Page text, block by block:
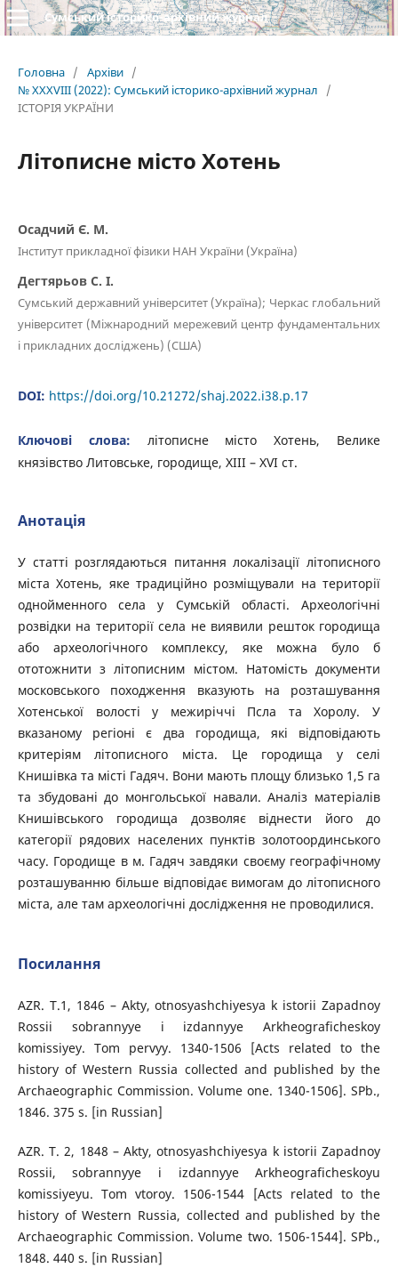
Сумський історико-архівний журнал
Головна / Архіви /
№ XXXVIII (2022): Сумський історико-архівний журнал
/
ІСТОРІЯ УКРАЇНИ
Літописне місто Хотень
Осадчий Є. М.
Інститут прикладної фізики НАН України (Україна)
Дегтярьов С. І.
Сумський державний університет (Україна); Черкас глобальний
університет (Міжнародний мережевий центр фундаментальних
і прикладних досліджень) (США)
DOI: https://doi.org/10.21272/shaj.2022.i38.p.17
Ключові слова: літописне місто Хотень, Велике
князівство Литовське, городище, XIII – XVI ст.
Анотація
У статті розглядаються питання локалізації літописного
міста Хотень, яке традиційно розміщували на території
однойменного села у Сумській області. Археологічні
розвідки на території села не виявили решток городища
або археологічного комплексу, яке можна було б
ототожнити з літописним містом. Натомість документи
московського походження вказують на розташування
Хотенської волості у межиріччі Псла та Хоролу. У
вказаному регіоні є два городища, які відповідають
критеріям літописного міста. Це городища у селі
Книшівка та місті Гадяч. Вони мають площу близько 1,5 га
та збудовані до монгольської навали. Аналіз матеріалів
Книшівського городища дозволяє віднести його до
категорії рядових населених пунктів золотоординського
часу. Городище в м. Гадяч завдяки своєму географічному
розташуванню більше відповідає вимогам до літописного
міста, але там археологічні дослідження не проводилися.
Посилання
AZR. T.1, 1846 – Akty, otnosyashchiyesya k istorii Zapadnoy
Rossii sobrannyye i izdannyye Arkheograficheskoy
komissiyey. Tom pervyy. 1340-1506 [Acts related to the
history of Western Russia collected and published by the
Archaeographic Commission. Volume one. 1340-1506]. SPb.,
1846. 375 s. [in Russian]
AZR. T. 2, 1848 – Akty, otnosyashchiyesya k istorii Zapadnoy
Rossii, sobrannyye i izdannyye Arkheograficheskoyu
komissiyeyu. Tom vtoroy. 1506-1544 [Acts related to the
history of Western Russia, collected and published by the
Archaeographic Commission. Volume two. 1506-1544]. SPb.,
1848. 440 s. [in Russian]